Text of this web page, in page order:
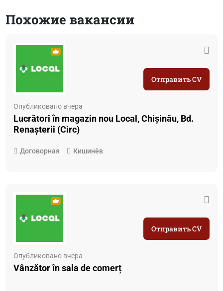
Похожие вакансии
Опубликовано вчера
Lucrători în magazin nou Local, Chișinău, Bd.
Renașterii (Circ)
Договорная Кишинёв
Отправить CV
Опубликовано вчера
Vânzător în sala de comerț
Отправить CV